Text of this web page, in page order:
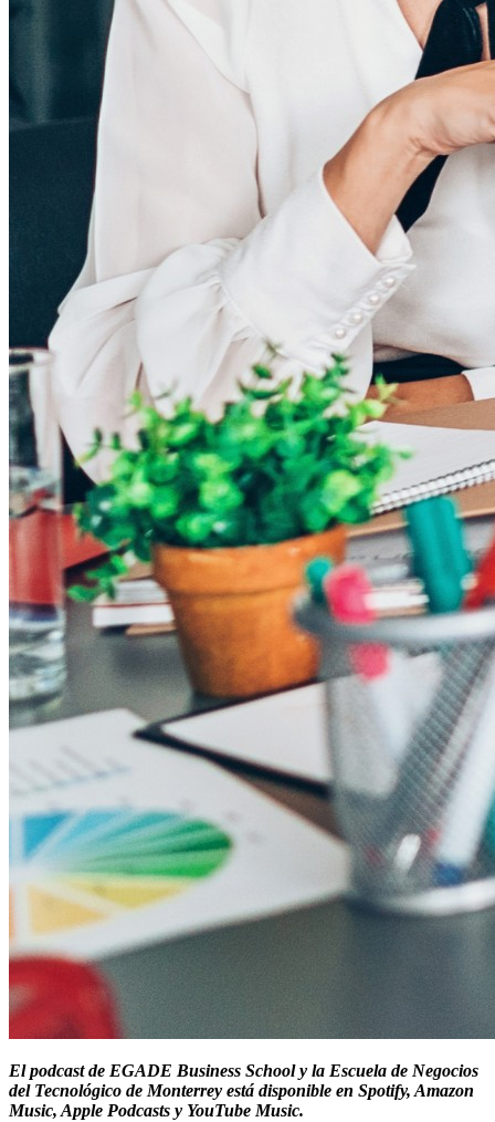
El podcast de EGADE Business School y la Escuela de Negocios
del Tecnológico de Monterrey está disponible en Spotify, Amazon
Music, Apple Podcasts y YouTube Music.